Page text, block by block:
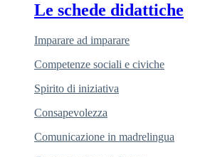
Le schede didattiche
Imparare ad imparare
Competenze sociali e civiche
Spirito di iniziativa
Consapevolezza
Comunicazione in madrelingua